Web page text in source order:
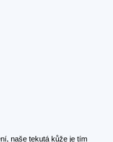
naše tekutá kůže je tím